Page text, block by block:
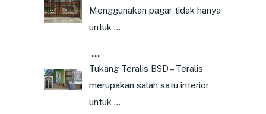
Menggunakan pagar tidak hanya
untuk …
…
Tukang Teralis BSD – Teralis
merupakan salah satu interior
untuk …